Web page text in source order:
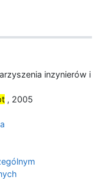
inzynierów i
, 2005